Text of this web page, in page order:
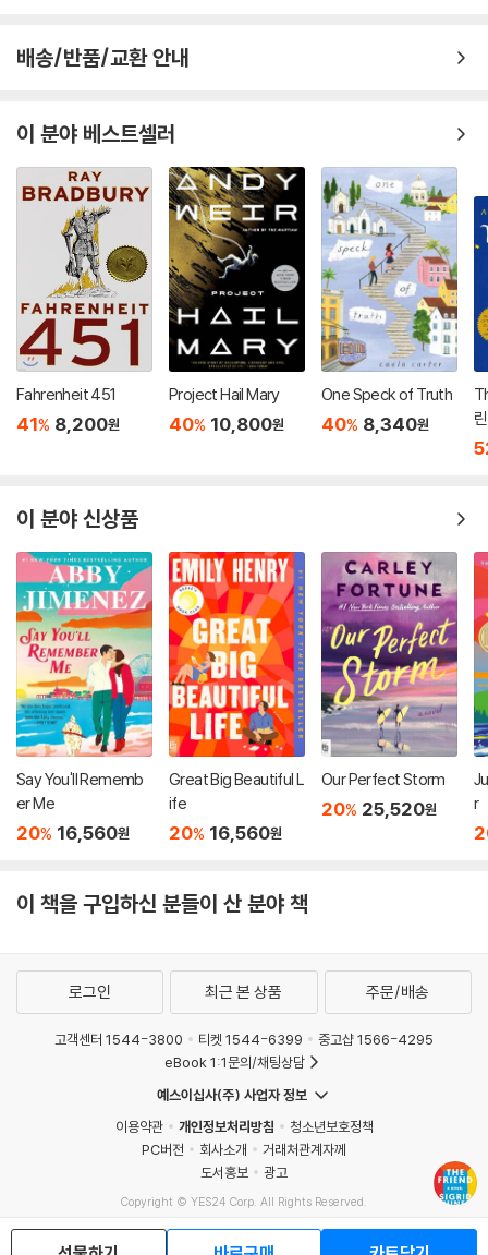
배송/반품/교환 안내
이 분야 베스트셀러
Fahrenheit 451
41% 8,200원
Project Hail Mary
40% 10,800원
One Speck of Truth
40% 8,340원
이 분야 신상품
Say You'll Rememb
er Me
20% 16,560원
Great Big Beautiful L
ife
20% 16,560원
Our Perfect Storm
20% 25,520원
r
이 책을 구입하신 분들이 산 분야 책
로그인 최근 본 상품 주문/배송
고객센터 1544-3800 티켓 1544-6399
중고샵 1566-4295
eBook 1:1문의/채팅상담
예스이십사(주) 사업자 정보
이용약관
개인정보처리방침
청소년보호정책
PC버전
회사소개
거래처관계자께
도서홍보
광고
Copyright © YES24 Corp. All Rights Reserved.